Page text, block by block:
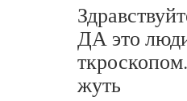
ДА это
ткроскопом.
жуть